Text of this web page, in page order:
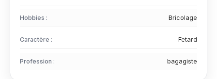
Hobbies : Bricolage
Caractère : Fetard
Profession : bagagiste